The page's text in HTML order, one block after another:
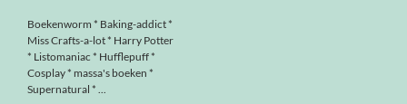
Boekenworm * Baking-addict *
Miss Crafts-a-lot * Harry Potter
* Listomaniac * Hufflepuff *
Cosplay * massa's boeken *
Supernatural * ...